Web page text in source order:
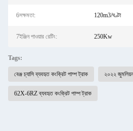
6সক্ষমতা: 120m3/ঘণ্টা
7ইঞ্জিন পাওয়ার রেটিং: 250Kw
Tags:
বেঞ্জ চ্যাসি ব্যবহৃত কংক্রিট পাম্প ট্রাক ২০২২
62X-6RZ ব্যবহৃত কংক্রিট পাম্প ট্রাক